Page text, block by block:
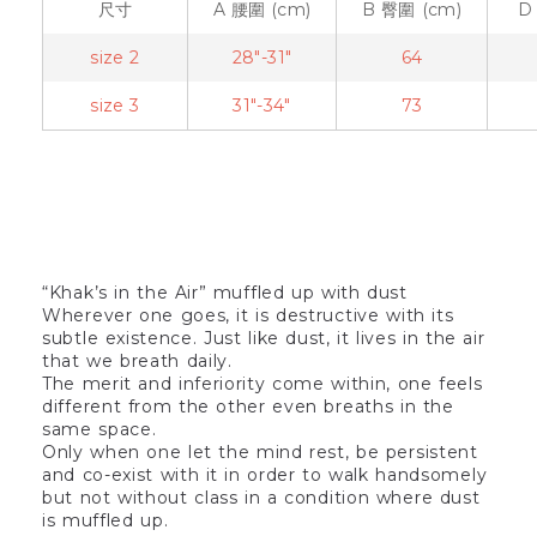
尺寸 A 腰圍 (cm) B臀圍 (cm)
size 2 28"-31" 64
size 3 31"-34" 73
“Khak’s in the Air” muffled up with dust
Wherever one goes, it is destructive with its
subtle existence. Just like dust, it lives in the air
that we breath daily.
The merit and inferiority come within, one feels
different from the other even breaths in the
same space.
Only when one let the mind rest, be persistent
and co-exist with it in order to walk handsomely
but not without class in a condition where dust
is muffled up.